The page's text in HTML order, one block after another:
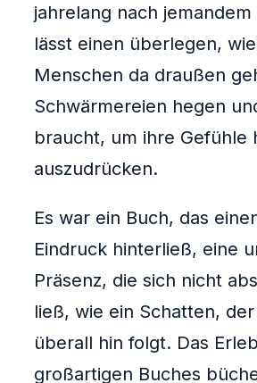
jahrelang nach jemandem
lässt einen überlegen,
Menschen da draußen
Schwärmereien hegen
braucht, um ihre Gefühle
auszudrücken.
Es war ein Buch, das
Eindruck hinterließ, eine
Präsenz, die sich nicht
ließ, wie ein Schatten,
überall hin folgt. Das
großartigen Buches